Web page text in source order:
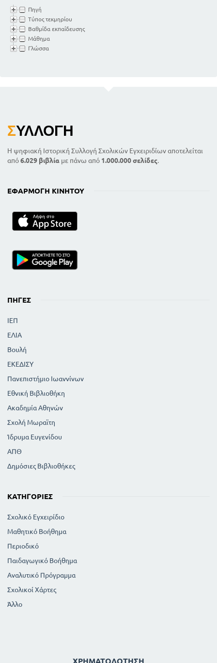
Πηγή
Τύπος τεκμηρίου
Βαθμίδα εκπαίδευσης
Μάθημα
Γλώσσα
ΣΥΛΛΟΓΉ
Η ψηφιακή Ιστορική Συλλογή Σχολικών Εγχειριδίων αποτελείται
από6.029 βιβλία με πάνω από 1.000.000 σελίδες.
ΕΦΑΡΜΟΓΉ ΚΙΝΗΤΟΎ
ΠΗΓΈΣ
ΙΕΠ
ΕΛΙΑ
Βουλή
ΕΚΕΔΙΣΥ
Πανεπιστήμιο Ιωαννίνων
Εθνική Βιβλιοθήκη
Ακαδημία Αθηνών
Σχολή Μωραϊτη
Ίδρυμα Ευγενίδου
ΑΠΘ
Δημόσιες Βιβλιοθήκες
ΚΑΤΗΓΟΡΊΕΣ
Σχολικό Εγχειρίδιο
Μαθητικό Βοήθημα
Περιοδικό
Παιδαγωγικό Βοήθημα
Αναλυτικό Πρόγραμμα
Σχολικοί Χάρτες
Άλλο
ΧΡΗΜΑΤΟΔΌΤΗΣΗ